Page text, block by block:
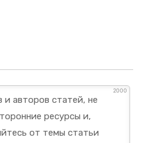
2000